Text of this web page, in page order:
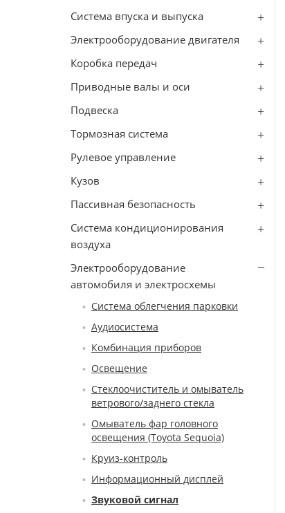
Система впуска и выпуска
Электрооборудование двигателя
Коробка передач
Приводные валы и оси
Подвеска
Тормозная система
Рулевое управление
Кузов
Пассивная безопасность
Система кондиционирования
воздуха
Электрооборудование
автомобиля и электросхемы
Система облегчения парковки
Аудиосистема
Комбинация приборов
Освещение
Стеклоочиститель и омыватель
ветрового/заднего стекла
Омыватель фар головного
освещения (Toyota Sequoia)
Круиз-контроль
Информационный дисплей
Звуковой сигнал